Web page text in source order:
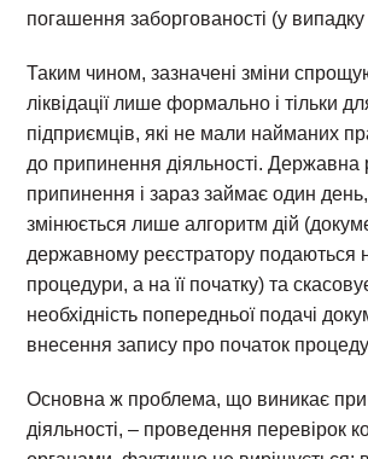
погашення заборгованості (у випадку
Таким чином, зазначені зміни
ліквідації лише формально і тільки
підприємців, які не мали найманих
до припинення діяльності. Державна
припинення і зараз займає один
змінюється лише алгоритм дій
державному реєстратору подаються
процедури, а на її початку) та
необхідність попередньої подачі
внесення запису про початок
Основна ж проблема, що виникає при
діяльності, – проведення перевірок